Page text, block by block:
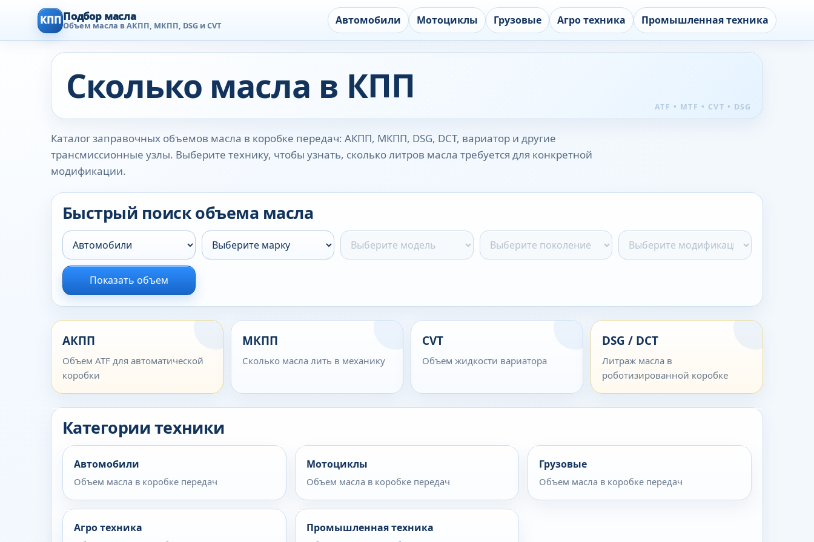
КПП Подбор масла
Объем масла в АКПП, МКПП, DSG и CVT Автомобили Мотоциклы Грузовые Агро техника Промышленная техника
Сколько масла в КПП
Каталог заправочных объемов масла в коробке передач: АКПП, МКПП, DSG, DCT, вариатор и другие
трансмиссионные узлы. Выберите технику, чтобы узнать, сколько литров масла требуется для конкретной
модификации.
Быстрый поиск объема масла
Показать объем
АКПП
Объем ATF для автоматической
коробки
МКПП
Сколько масла лить в механику
CVT
Объем жидкости вариатора
DSG / DCT
Литраж масла в
роботизированной коробке
Категории техники
Автомобили
Объем масла в коробке передач
Мотоциклы
Объем масла в коробке передач
Грузовые
Объем масла в коробке передач
Агро техника Промышленная техника